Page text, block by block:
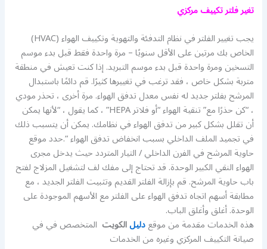
تغير فلتر تكييف مركزي
يجب تغيير الفلتر في نظام التدفئة والتهوية وتكييف الهواء (HVAC)
الخاص بك مرتين على الأقل سنويًا – مرة واحدة فقط قبل بدء موسم
التسخين ومرة ​​واحدة قبل بدء موسم التبريد. إذا كنت تعيش في منطقة
متربة بشكل خاص ، فقد ترغب في تغييرها كثيرًا. قم دائمًا باستبدال
المرشح بفلتر جديد له نفس معدل تدفق الهواء. مرة أخرى ، تحذر مودي
، “كن حذرًا مع” تنقية الهواء “أو فلاتر HEPA” ، كما يقول ، “لأنها يمكن
أن تقلل بشكل كبير من تدفق الهواء في نظامك. يمكن أن يتسبب ذلك
في تجميد الملف الداخلي بسبب انخفاض تدفق الهواء “.حدد موقع
حاوية المرشح في الفرن الداخلي / التيار المتردد حيث يدخل مجرى
الهواء النقي الكبير الوحدة. قد تحتاج إلى مفك لف لتشغيل المزلاج لفتح
باب حاوية المرشح. قم بإزالة الفلتر القديم وتثبيت الفلتر الجديد ، مع
مطابقة أسهم اتجاه تدفق الهواء على الفلتر مع الأسهم الموجودة على
الوحدة. أغلق وأغلق الباب.
هذه الخدمات مقدمة من موقعدليلالكويت المتخصص في في
صيانة التكييف المركزي وغيره من الخدمات